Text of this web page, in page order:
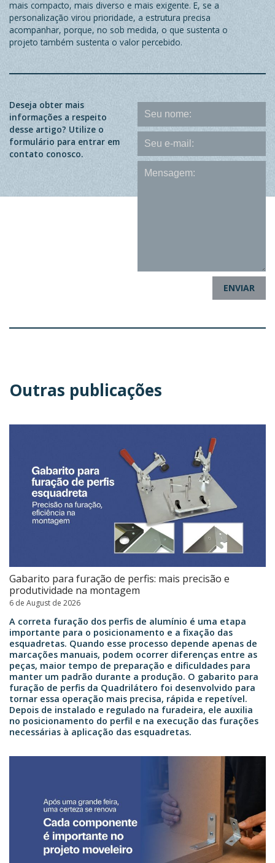
mais compacto, mais diverso e mais exigente. E, se a
personalização virou prioridade, a estrutura precisa
acompanhar, porque, no sob medida, o que sustenta o
projeto também sustenta o valor percebido.
Deseja obter mais
informações a respeito
desse artigo? Utilize o
formulário para entrar em
contato conosco.
ENVIAR
Outras publicações
Gabarito para furação de perfis: mais precisão e
produtividade na montagem
6 de August de 2026
A correta furação dos perfis de alumínio é uma etapa
importante para o posicionamento e a fixação das
esquadretas. Quando esse processo depende apenas de
marcações manuais, podem ocorrer diferenças entre as
peças, maior tempo de preparação e dificuldades para
manter um padrão durante a produção. O gabarito para
furação de perfis da Quadrilátero foi desenvolvido para
tornar essa operação mais precisa, rápida e repetível.
Depois de instalado e regulado na furadeira, ele auxilia
no posicionamento do perfil e na execução das furações
necessárias à aplicação das esquadretas.